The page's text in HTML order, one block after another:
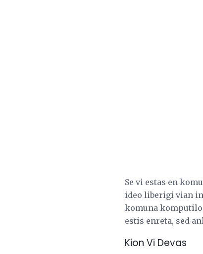
Se vi estas en
ideo liberigi vian
komuna
estis enreta, sed
Kion Vi Devas